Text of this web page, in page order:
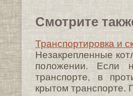
Смотрите
Транспортировка и
Незакрепленные
положении. Если
транспорте, в
крытом транспорте.